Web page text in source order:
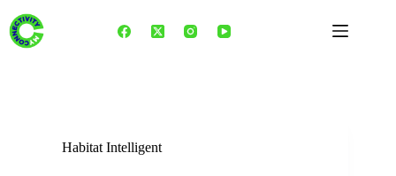
content
Habitat Intelligent